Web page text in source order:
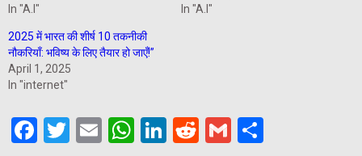
In "A.I"
In "A.I"
2025 में भारत की शीर्ष 10 तकनीकी
नौकरियाँ: भविष्य के लिए तैयार हो जाएँ!”
April 1, 2025
In "internet"
Facebook
Twitter
EmailWhatsApp
LinkedIn
Reddit
Gmail